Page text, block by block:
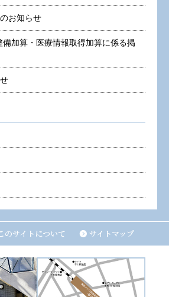
お知らせ
備加算・医療情報取得加算に係る掲
のサイトについて サイトマップ